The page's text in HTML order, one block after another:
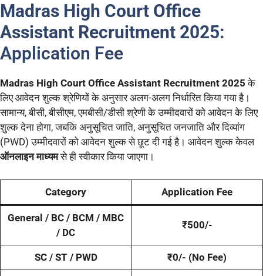
Madras High Court Office
Assistant Recruitment 2025:
Application Fee
Madras High Court Office Assistant Recruitment 2025 के
लिए आवेदन शुल्क श्रेणियों के अनुसार अलग-अलग निर्धारित किया गया है।
सामान्य, बीसी, बीसीएम, एमबीसी/डीसी श्रेणी के उम्मीदवारों को आवेदन के लिए
शुल्क देना होगा, जबकि अनुसूचित जाति, अनुसूचित जनजाति और दिव्यांग
(PWD) उम्मीदवारों को आवेदन शुल्क से छूट दी गई है। आवेदन शुल्क केवल
ऑनलाइन माध्यमसे ही स्वीकार किया जाएगा।
Category Application Fee
General / BC / BCM / MBC
/ DC
₹500/-
SC / ST / PWD ₹0/- (No Fee)